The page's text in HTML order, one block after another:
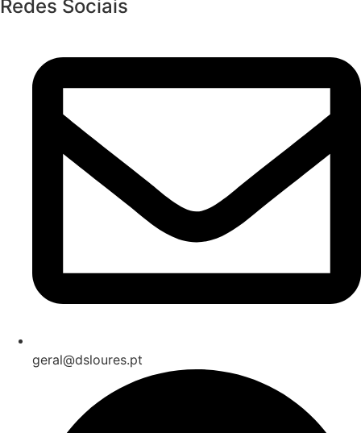
Redes Sociais
geral@dsloures.pt